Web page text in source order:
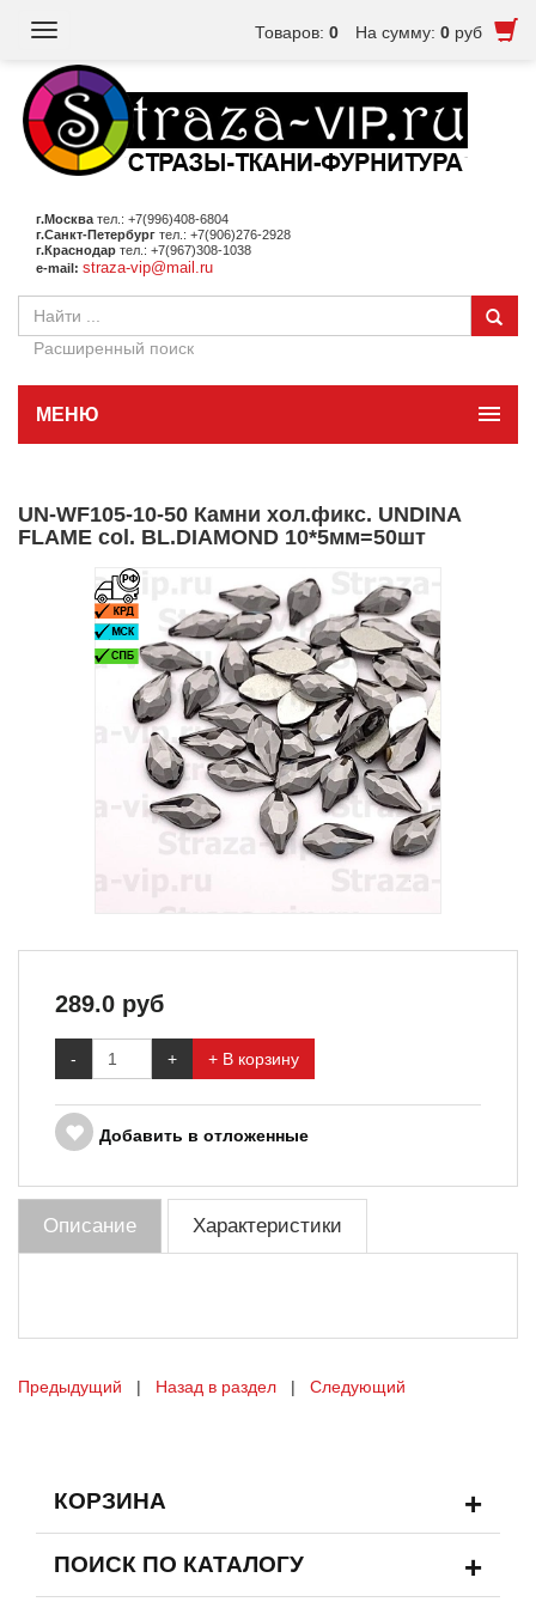
Товаров: 0 На сумму: 0 руб
Toggle
г.Москва тел.: +7(996)408-6804
г.Санкт-Петербург тел.: +7(906)276-2928
г.Краснодар тел.: +7(967)308-1038
e-mail: straza-vip@mail.ru
Расширенный поиск
МЕНЮ
UN-WF105-10-50 Камни хол.фикс. UNDINA
FLAME col. BL.DIAMOND 10*5мм=50шт
289.0 руб
- + + В корзину
Добавить в отложенные
Описание Характеристики
Предыдущий | Назад в раздел | Следующий
КОРЗИНА +
ПОИСК ПО КАТАЛОГУ +